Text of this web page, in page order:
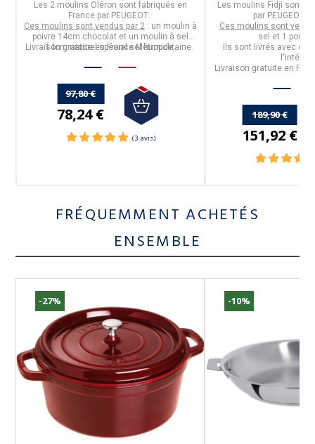
Les 2 moulins Oléron sont fabriqués en
Francepar PEUGEOT.
Ces moulins sont vendus par 2: un moulin à
poivre 14cm chocolat et un moulin à sel
14cm naturel spécial sel humide.
Livraison gratuite en France Métropolitaine.
97,80 €
78,24 €
Les moulins Fidji sont
par PEUGEOT
Ces moulins sont
sel et 1 pour
Ils sont livrés avec du
Livraison gratuite en
189,90 €
151,92 €
FRÉQUEMMENT ACHETÉS
ENSEMBLE
-27% -10%